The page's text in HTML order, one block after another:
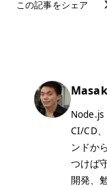
この記事をシェア
Node.js
CI/CD
ンドか
つけば
開発、